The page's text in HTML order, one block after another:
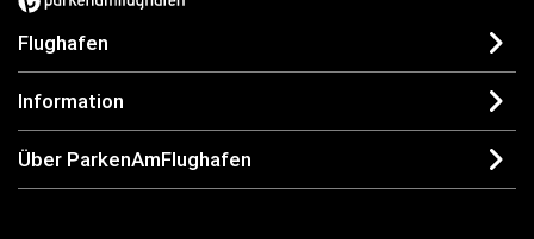
Flughafen
Information
Über ParkenAmFlughafen